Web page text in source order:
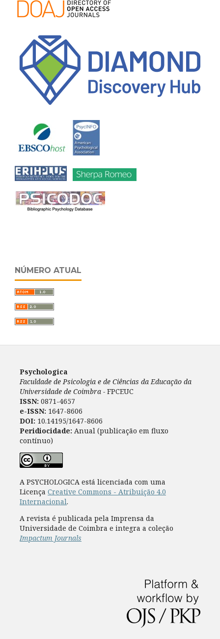
NÚMERO ATUAL
Psychologica
Faculdade de Psicologia e de Ciências da Educação da
Universidade de Coimbra - FPCEUC
ISSN: 0871-4657
e-ISSN: 1647-8606
DOI: 10.14195/1647-8606
Peridiocidade: Anual (publicação em fluxo
contínuo)
A PSYCHOLOGICA está licenciada com uma
Licença Creative Commons - Atribuição 4.0
Internacional.
A revista é publicada pela Imprensa da
Universidade de Coimbra e integra a coleção
Impactum Journals